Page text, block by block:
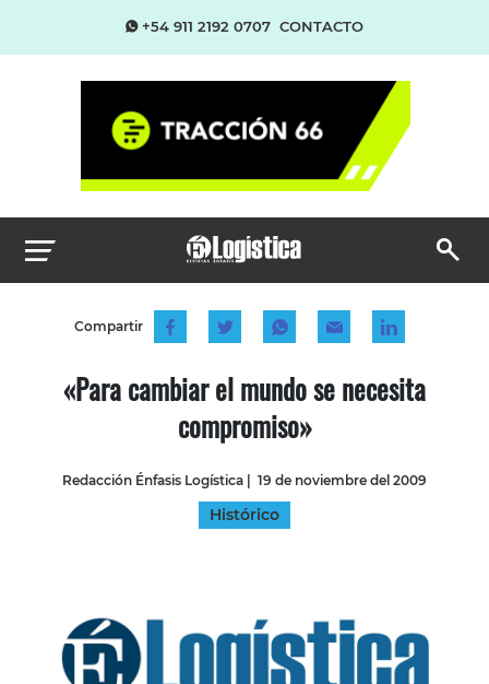
+54 911 2192 0707 CONTACTO
Compartir
«Para cambiar el mundo se necesita
compromiso»
Redacción Énfasis Logística | 19 de noviembre del 2009
Histórico